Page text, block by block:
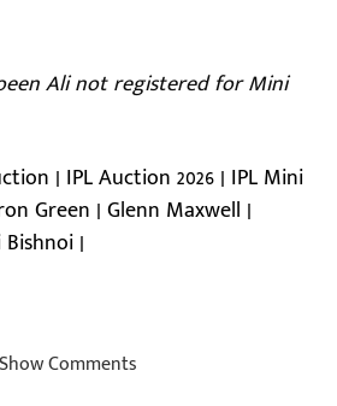
Ali not registered for Mini
| IPL Auction 2026 | IPL Mini
Green | Glenn Maxwell |
|
Show Comments